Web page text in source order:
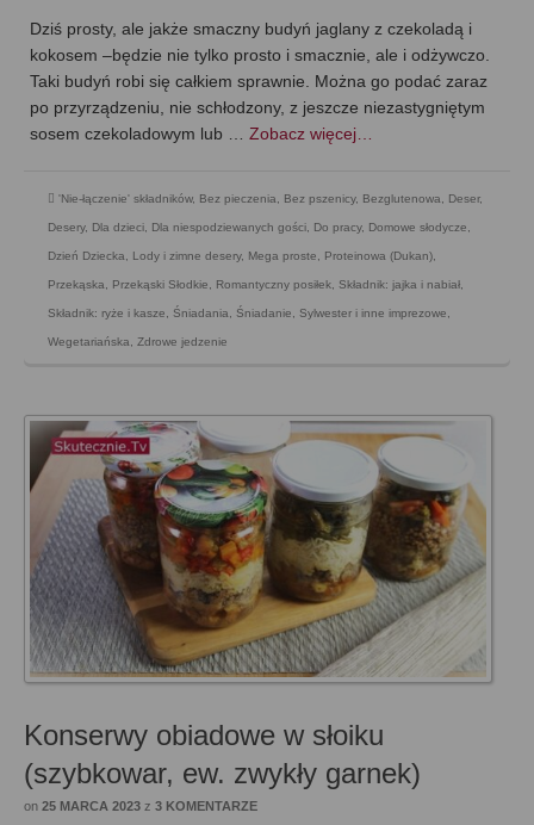
Dziś prosty, ale jakże smaczny budyń jaglany z czekoladą i
kokosem –będzie nie tylko prosto i smacznie, ale i odżywczo.
Taki budyń robi się całkiem sprawnie. Można go podać zaraz
po przyrządzeniu, nie schłodzony, z jeszcze niezastygniętym
sosem czekoladowym lub … Zobacz więcej…
'Nie-łączenie' składników, Bez pieczenia, Bez pszenicy, Bezglutenowa, Deser,
Desery, Dla dzieci, Dla niespodziewanych gości, Do pracy, Domowe słodycze,
Dzień Dziecka, Lody i zimne desery, Mega proste, Proteinowa (Dukan),
Przekąska, Przekąski Słodkie, Romantyczny posiłek, Składnik: jajka i nabiał,
Składnik: ryże i kasze, Śniadania, Śniadanie, Sylwester i inne imprezowe,
Wegetariańska, Zdrowe jedzenie
Konserwy obiadowe w słoiku
(szybkowar, ew. zwykły garnek)
on 25 MARCA 2023 z 3 KOMENTARZE